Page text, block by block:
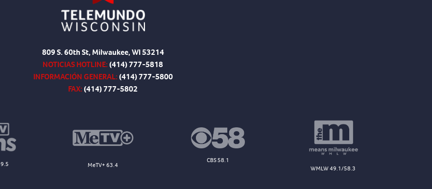
809 S. 60th St, Milwaukee, WI 53214
NOTICIAS HOTLINE:(414) 777-5818
INFORMACIÓN GENERAL:(414) 777-5800
FAX:(414) 777-5802
MeTV+ 63.4
CBS 58.1
WMLW 49.1/58.3